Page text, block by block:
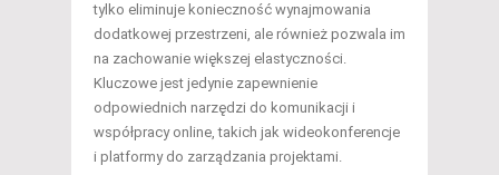
tylko eliminuje konieczność wynajmowania
dodatkowej przestrzeni, ale również pozwala im
na zachowanie większej elastyczności.
Kluczowe jest jedynie zapewnienie
odpowiednich narzędzi do komunikacji i
współpracy online, takich jak wideokonferencje
i platformy do zarządzania projektami.